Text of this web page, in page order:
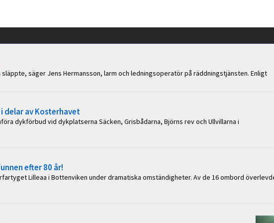
säger Jens Hermansson, larm och ledningsoperatör på räddningstjänsten. Enligt
delar av Kosterhavet
dykförbud vid dykplatserna Säcken, Grisbådarna, Björns rev och Ullvillarna i
efter 80 år!
Lilleaa i Bottenviken under dramatiska omständigheter. Av de 16 ombord